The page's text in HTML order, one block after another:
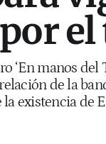
‘En manos del
de la
existencia de